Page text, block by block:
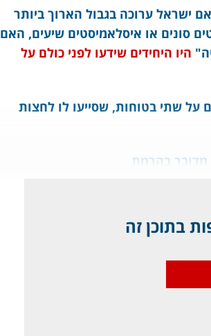
ישראל ערוכה בגבול הארוך ביותר
סונים או איסלאמיסטים שיעים, האם
היו היחידים שידעו לפני כולם על
שתי בטוחות, שסייעו לו לחצות
בהרמת
בתוכן זה